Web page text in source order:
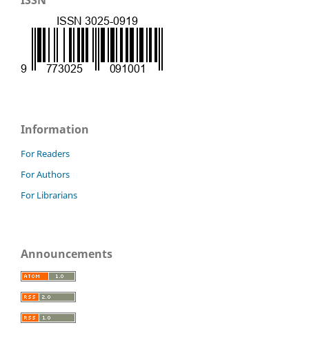
Information
For Readers
For Authors
For Librarians
Announcements